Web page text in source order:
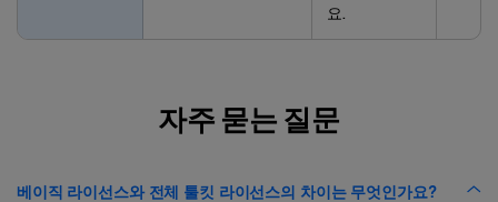
요.
자주 묻는 질문
베이직 라이선스와 전체 툴킷 라이선스의 차이는 무엇인가요?